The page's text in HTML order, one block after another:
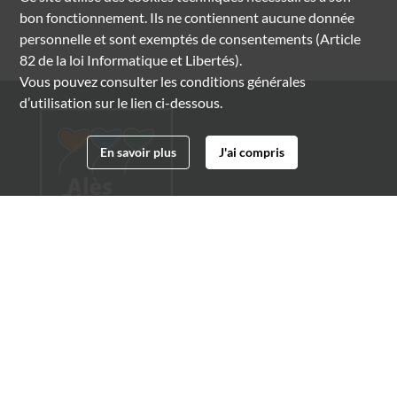
bon fonctionnement. Ils ne contiennent aucune donnée
personnelle et sont exemptés de consentements (Article
82 de la loi Informatique et Libertés).
Vous pouvez consulter les conditions générales
d’utilisation sur le lien ci-dessous.
En savoir plus J'ai compris